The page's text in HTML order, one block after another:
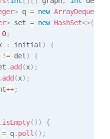
> q = new ArrayDeque
> set = new HashSet<>(
0;
: initial)
{
!= del)
{
. add (x) ;
. add (x) ;
++;
. isEmpty( ) )
{
= q. poll ( ) ;